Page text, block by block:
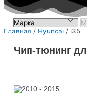
Главная / Hyundai / i35
Чип-тюнинг